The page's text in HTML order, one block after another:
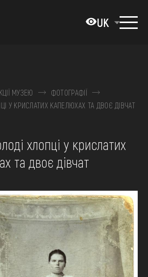
UK
ПОДІЇ
МУЗЕЮ
ФОТОГРАФІЇ
У КРИСЛАТИХ КАПЕЛЮХАХ ТА ДВОЄ ДІВЧАТ
хлопці у крислатих
та двоє дівчат